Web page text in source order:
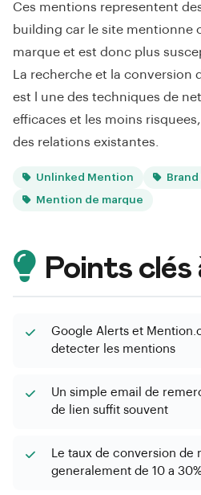
Ces mentions representent
building car le site mentionne
marque et est donc plus
La recherche et la conversion
est l une des techniques de
efficaces et les moins
des relations existantes.
Unlinked Mention
Mention de marque
Points
Google Alerts et
detecter les mentions
Un simple email de
de lien suffit souvent
Le taux de conversion de
generalement de 10 a